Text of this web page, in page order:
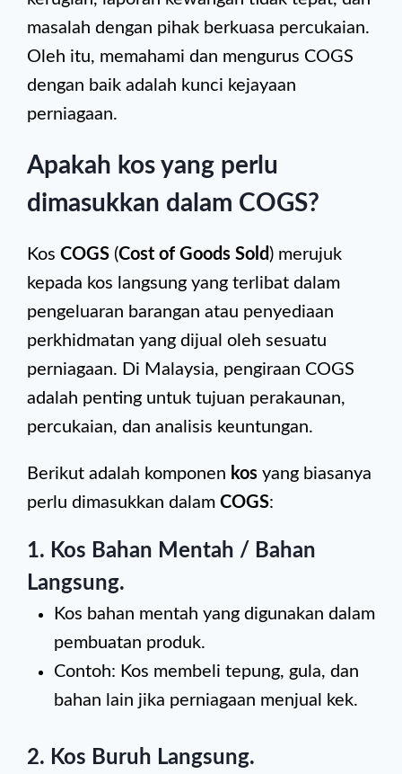
masalah dengan pihak berkuasa percukaian.
Oleh itu, memahami dan mengurus COGS
dengan baik adalah kunci kejayaan
perniagaan.
Apakah kos yang perlu
dimasukkan dalam COGS?
Kos COGS (Cost of Goods Sold ) merujuk
kepada kos langsung yang terlibat dalam
pengeluaran barangan atau penyediaan
perkhidmatan yang dijual oleh sesuatu
perniagaan. Di Malaysia, pengiraan COGS
adalah penting untuk tujuan perakaunan,
percukaian, dan analisis keuntungan.
Berikut adalah komponen kos yang biasanya
perlu dimasukkan dalam COGS:
1. Kos Bahan Mentah / Bahan
Langsung.
Kos bahan mentah yang digunakan dalam
pembuatan produk.
Contoh: Kos membeli tepung, gula, dan
bahan lain jika perniagaan menjual kek.
2. Kos Buruh Langsung.